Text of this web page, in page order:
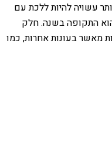
עשויה להיות ללכת עם
התקופה בשנה. חלק
מאשר בעונות אחרות, כמו